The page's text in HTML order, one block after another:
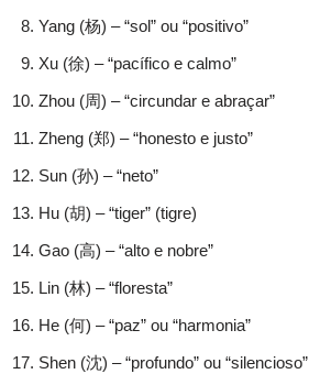
Yang (杨) – “sol” ou “positivo”
Xu (徐) – “pacífico e calmo”
Zhou (周) – “circundar e abraçar”
Zheng (郑) – “honesto e justo”
Sun (孙) – “neto”
Hu (胡) – “tiger” (tigre)
Gao (高) – “alto e nobre”
Lin (林) – “floresta”
He (何) – “paz” ou “harmonia”
Shen (沈) – “profundo” ou “silencioso”